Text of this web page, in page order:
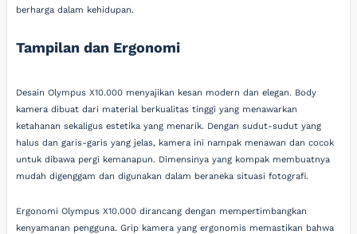
berharga dalam kehidupan.
Tampilan dan Ergonomi
Desain Olympus X10.000 menyajikan kesan modern dan elegan. Body
kamera dibuat dari material berkualitas tinggi yang menawarkan
ketahanan sekaligus estetika yang menarik. Dengan sudut-sudut yang
halus dan garis-garis yang jelas, kamera ini nampak menawan dan cocok
untuk dibawa pergi kemanapun. Dimensinya yang kompak membuatnya
mudah digenggam dan digunakan dalam beraneka situasi fotografi.
Ergonomi Olympus X10.000 dirancang dengan mempertimbangkan
kenyamanan pengguna. Grip kamera yang ergonomis memastikan bahwa